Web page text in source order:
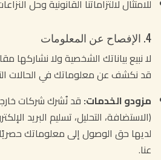
للامتثال لالتزاماتنا القانونية وحل
4. الإفصاح عن المعلومات
لا نبيع بياناتك الشخصية ولا
قد نكشف عن معلوماتك في الحالات
مزودو الخدمات: قد نُشرك شركات
(الاستضافة، التحليل، تسليم البريد
لديها حق الوصول إلى معلوماتك
عنا.